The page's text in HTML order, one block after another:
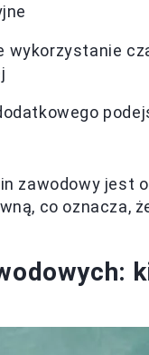
wykorzystanie
zawodowy jest
co oznacza,